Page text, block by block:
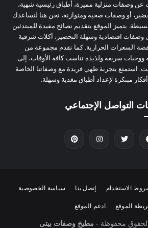
عن وصفات منزلية مميزة، أطباق رئيسية شهية،
أو وصفات صحية ومتوازنة، نحن هنا لنساعدك
يتميز الموقع بتقديم نصائح مفيدة للمبتدئين
وصفات اقتصادية وسهلة التحضير، أكلات شرقية
السعرات الحرارية. كما نقدم مجموعة من
ووجبات سريعة ولذيذة تناسب كافة الأوقات، إلى
استمتع بتجربة طهي فريدة مع وصفاتنا الخاصة
مبتكرة لإعداد أطباق مغذية وسهلة.
التواصل الإجتماعي
الاستخدام إتصل بنا سياسة الخصوصية
الموقع ادعم الموقع
محفوظة - مطبخ وصفات بيتى